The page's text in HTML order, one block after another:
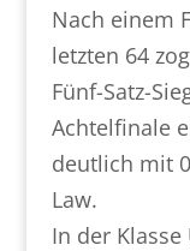
Nach einem
letzten 64
Fünf-Satz-
Achtelfinale
deutlich mit
Law.
In der